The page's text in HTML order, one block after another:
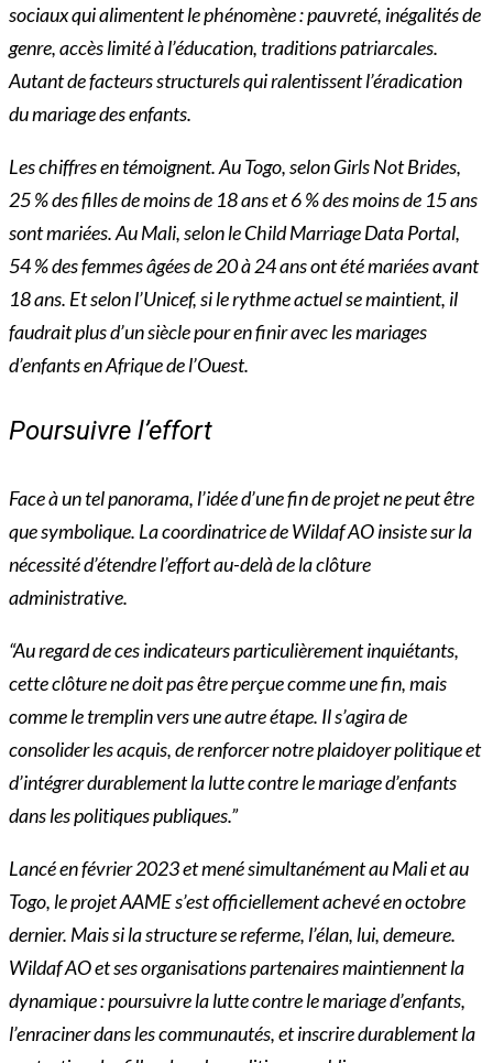
sociaux qui alimentent le phénomène : pauvreté, inégalités de
genre, accès limité à l’éducation, traditions patriarcales.
Autant de facteurs structurels qui ralentissent l’éradication
du mariage des enfants.
Les chiffres en témoignent. Au Togo, selon Girls Not Brides,
25 % des filles de moins de 18 ans et 6 % des moins de 15 ans
sont mariées. Au Mali, selon le Child Marriage Data Portal,
54 % des femmes âgées de 20 à 24 ans ont été mariées avant
18 ans. Et selon l’Unicef, si le rythme actuel se maintient, il
faudrait plus d’un siècle pour en finir avec les mariages
d’enfants en Afrique de l’Ouest.
Poursuivre l’effort
Face à un tel panorama, l’idée d’une fin de projet ne peut être
que symbolique. La coordinatrice de Wildaf AO insiste sur la
nécessité d’étendre l’effort au-delà de la clôture
administrative.
“Au regard de ces indicateurs particulièrement inquiétants,
cette clôture ne doit pas être perçue comme une fin, mais
comme le tremplin vers une autre étape. Il s’agira de
consolider les acquis, de renforcer notre plaidoyer politique et
d’intégrer durablement la lutte contre le mariage d’enfants
dans les politiques publiques.”
Lancé en février 2023 et mené simultanément au Mali et au
Togo, le projet AAME s’est officiellement achevé en octobre
dernier. Mais si la structure se referme, l’élan, lui, demeure.
Wildaf AO et ses organisations partenaires maintiennent la
dynamique : poursuivre la lutte contre le mariage d’enfants,
l’enraciner dans les communautés, et inscrire durablement la